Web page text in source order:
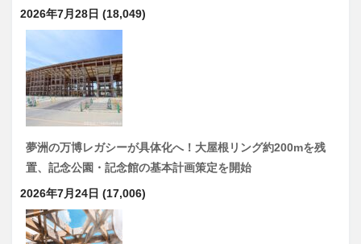
2026年7月28日 (18,049)
夢洲の万博レガシーが具体化へ！大屋根リング約200mを残
置、記念公園・記念館の基本計画策定を開始
2026年7月24日 (17,006)